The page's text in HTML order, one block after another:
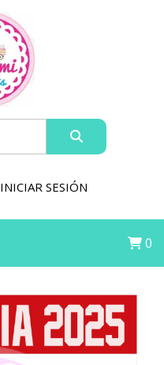
INICIAR SESIÓN
0